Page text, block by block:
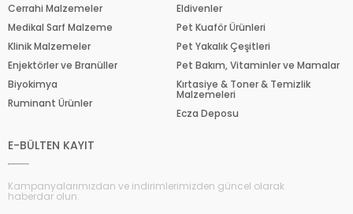
Cerrahi Malzemeler
Medikal Sarf Malzeme
Klinik Malzemeler
Enjektörler ve Branüller
Biyokimya
Ruminant Ürünler
Eldivenler
Pet Kuaför Ürünleri
Pet Yakalık Çeşitleri
Pet Bakım, Vitaminler ve Mamalar
Kırtasiye & Toner & Temizlik
Malzemeleri
Ecza Deposu
E-BÜLTEN KAYIT
Kampanyalarımızdan ve indirimlerimizden güncel olarak
haberdar olun.